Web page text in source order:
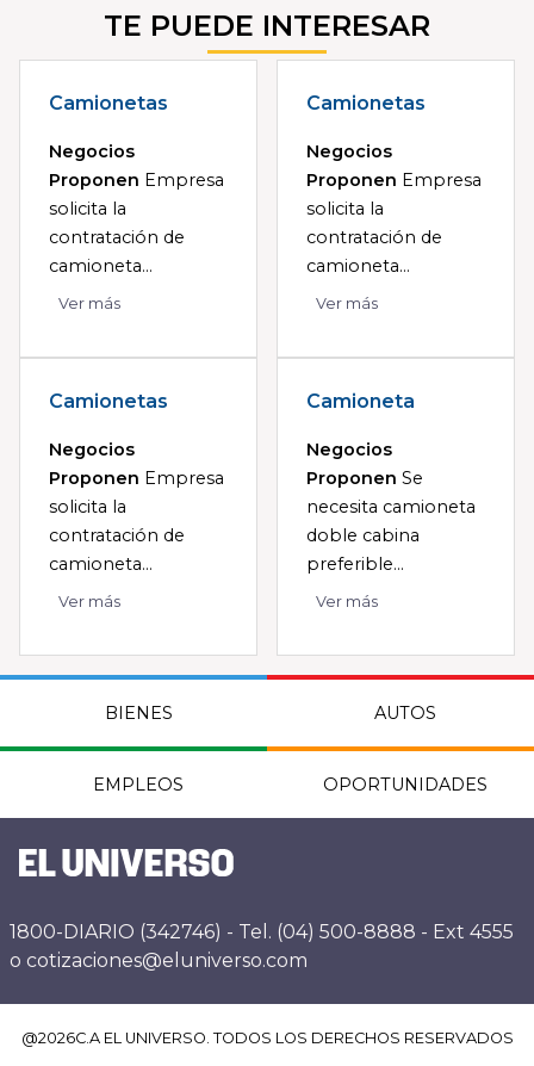
TE PUEDE INTERESAR
Camionetas
Negocios
Proponen Empresa
solicita la
contratación de
camioneta...
Ver más
Camionetas
Negocios
Proponen Empresa
solicita la
contratación de
camioneta...
Ver más
Camionetas
Negocios
Proponen Empresa
solicita la
contratación de
camioneta...
Ver más
Camioneta
Negocios
Proponen Se
necesita camioneta
doble cabina
preferible...
Ver más
BIENES AUTOS
EMPLEOS OPORTUNIDADES
1800-DIARIO (342746) - Tel. (04) 500-8888 - Ext 4555
o cotizaciones@eluniverso.com
@2026C.A EL UNIVERSO. TODOS LOS DERECHOS RESERVADOS